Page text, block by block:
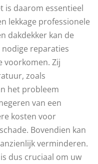
is daarom essentieel
lekkage professionele
dakdekker kan de
reparaties
voorkomen. Zij
zoals
het probleem
van een
kosten voor
Bovendien kan
verminderen.
dus cruciaal om uw